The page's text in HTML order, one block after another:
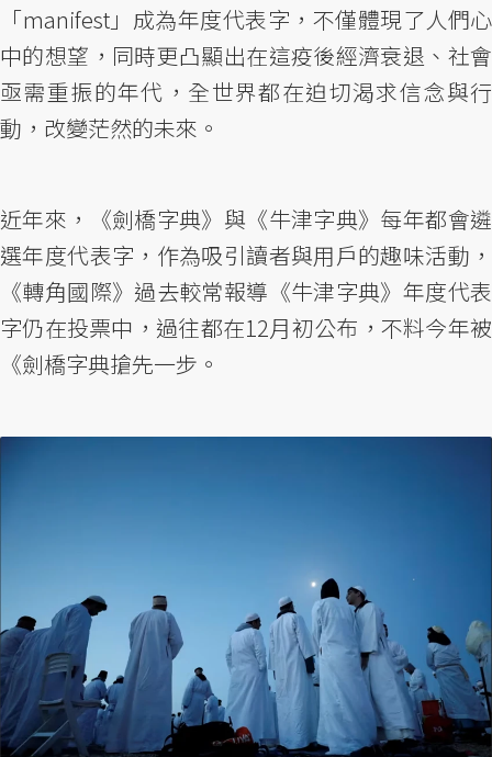
「manifest」成為年度代表字，不僅體現了人們心
中的想望，同時更凸顯出在這疫後經濟衰退、社會
亟需重振的年代，全世界都在迫切渴求信念與行
動，改變茫然的未來。
近年來，《劍橋字典》與《牛津字典》每年都會遴
選年度代表字，作為吸引讀者與用戶的趣味活動，
《轉角國際》過去較常報導《牛津字典》年度代表
字仍在投票中，過往都在12月初公布，不料今年被
《劍橋字典搶先一步。